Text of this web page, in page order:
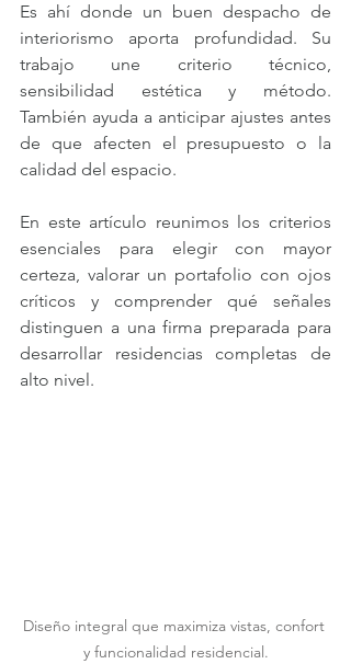
Es ahí donde un buen despacho de
interiorismo aporta profundidad. Su
trabajo une criterio técnico,
sensibilidad estética y método.
También ayuda a anticipar ajustes antes
de que afecten el presupuesto o la
calidad del espacio.
En este artículo reunimos los criterios
esenciales para elegir con mayor
certeza, valorar un portafolio con ojos
críticos y comprender qué señales
distinguen a una firma preparada para
desarrollar residencias completas de
alto nivel.
Diseño integral que maximiza vistas, confort
y funcionalidad residencial.